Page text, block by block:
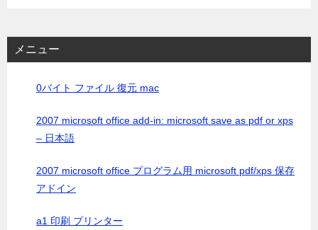
メニュー
0バイト ファイル 復元 mac
2007 microsoft office add-in: microsoft save as pdf or xps
– 日本語
2007 microsoft office プログラム用 microsoft pdf/xps 保存
アドイン
a1 印刷 プリンター